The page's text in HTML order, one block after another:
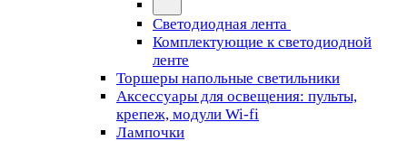
Светодиодная лента
Комплектующие к светодиодной
ленте
Торшеры напольные светильники
Аксессуары для освещения: пульты,
крепеж, модули Wi-fi
Лампочки